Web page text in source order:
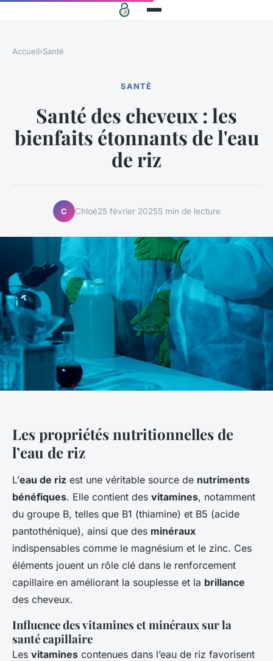
Accueil›Santé
SANTÉ
Santé des cheveux : les
bienfaits étonnants de l'eau
de riz
C Chloé25 février 20255 min de lecture
Les propriétés nutritionnelles de
l’eau de riz
L’eau de riz est une véritable source de nutriments
bénéfiques. Elle contient des vitamines, notamment
du groupe B, telles que B1 (thiamine) et B5 (acide
pantothénique), ainsi que des minéraux
indispensables comme le magnésium et le zinc. Ces
éléments jouent un rôle clé dans le renforcement
capillaire en améliorant la souplesse et la brillance
des cheveux.
Influence des vitamines et minéraux sur la
santé capillaire
Les vitamines contenues dans l’eau de riz favorisent